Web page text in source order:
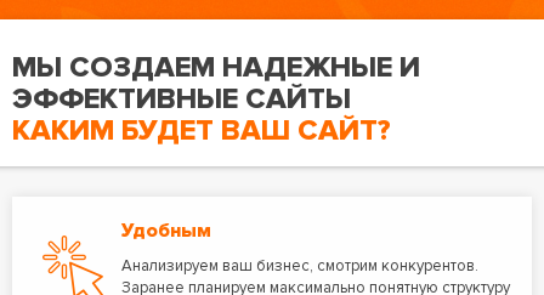
МЫ СОЗДАЕМ НАДЕЖНЫЕ И
ЭФФЕКТИВНЫЕ САЙТЫ
КАКИМ БУДЕТ ВАШ САЙТ?
Удобным
Анализируем ваш бизнес, смотрим конкурентов.
Заранее планируем максимально понятную структуру